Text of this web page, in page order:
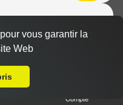
pommes de
Compte
vous garantir la
Web